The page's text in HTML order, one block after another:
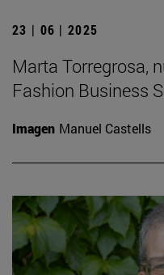
23 | 06 | 2025
Marta Torregrosa,
Fashion Business
Imagen Manuel Castells